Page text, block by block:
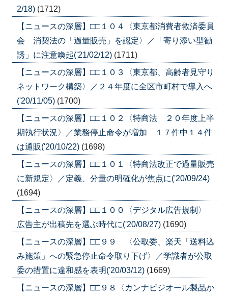
2/18) (1712)
【ニュースの深層】□□１０４〈東京都消費者救済委員
会 消契法の「過量販売」を認定〉／「寄り添い型勧
誘」に注意喚起('21/02/12) (1711)
【ニュースの深層】□□１０３〈東京都、高齢者見守り
ネットワーク構築〉／２４年度に全区市町村で導入へ
('20/11/05) (1700)
【ニュースの深層】□□１０２〈特商法 ２０年度上半
期執行状況〉／業務停止命令が増加 １７件中１４件
は通販('20/10/22) (1698)
【ニュースの深層】□□１０１〈特商法改正で過量販売
に新規定〉／定義、分量の明確化が焦点に('20/09/24)
(1694)
【ニュースの深層】□□１００〈デジタル広告規制〉
広告主が出稿先を選ぶ時代に('20/08/27) (1690)
【ニュースの深層】□□９９ 〈公取委、楽天「送料込
み施策」への緊急停止命令取り下げ〉／学識者が公取
委の措置に違和感を表明('20/03/12) (1669)
【ニュースの深層】□□９８〈カンナビジオール製品か